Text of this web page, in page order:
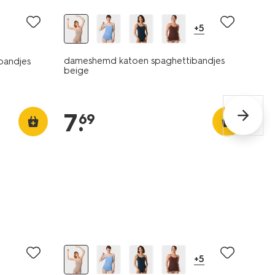
+5
dameshemd katoen spaghettibandjes
beige
7.
69
+5